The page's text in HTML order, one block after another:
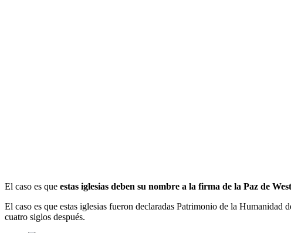
El caso es que estas iglesias deben su nombre a la firma de la Paz de
El caso es que estas iglesias fueron declaradas Patrimonio de la
cuatro siglos después.